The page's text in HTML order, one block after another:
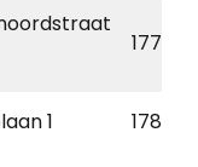
1779
1 1781 DL